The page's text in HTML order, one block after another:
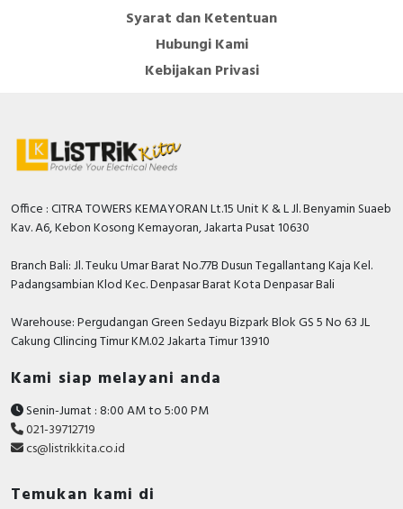
Syarat dan Ketentuan
Hubungi Kami
Kebijakan Privasi
Office : CITRA TOWERS KEMAYORAN Lt.15 Unit K & L Jl. Benyamin Suaeb
Kav. A6, Kebon Kosong Kemayoran, Jakarta Pusat 10630
Branch Bali: Jl. Teuku Umar Barat No.77B Dusun Tegallantang Kaja Kel.
Padangsambian Klod Kec. Denpasar Barat Kota Denpasar Bali
Warehouse: Pergudangan Green Sedayu Bizpark Blok GS 5 No 63 JL
Cakung CIlincing Timur KM.02 Jakarta Timur 13910
Kami siap melayani anda
Senin-Jumat : 8:00 AM to 5:00 PM
021-39712719
cs@listrikkita.co.id
Temukan kami di